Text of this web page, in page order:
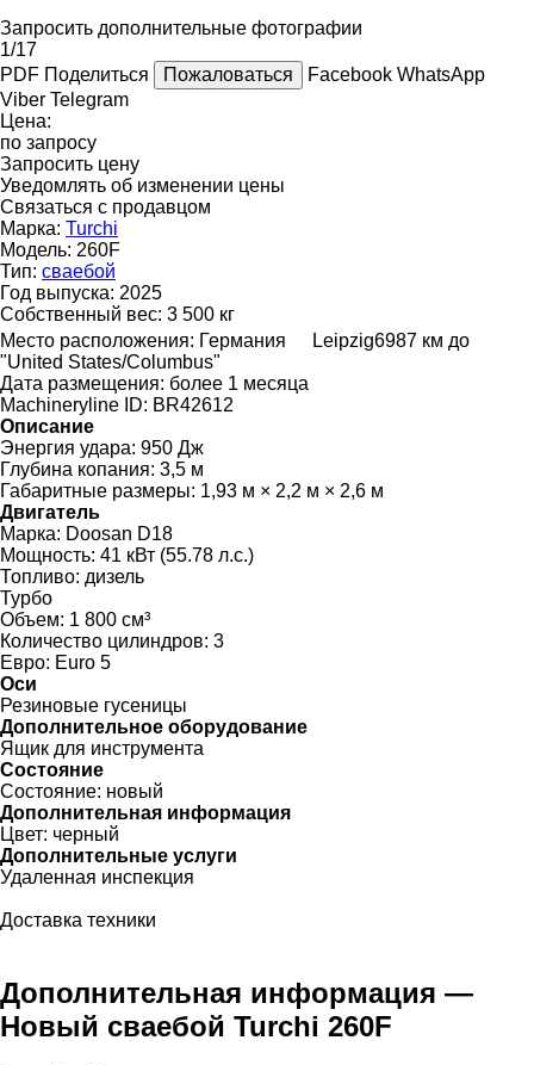
Запросить дополнительные фотографии
1/17
PDF Поделиться Пожаловаться Facebook WhatsApp
Viber Telegram
Цена:
по запросу
Запросить цену
Уведомлять об изменении цены
Связаться с продавцом
Марка: Turchi
Модель: 260F
Тип: сваебой
Год выпуска: 2025
Собственный вес: 3 500 кг
Место расположения: Германия Leipzig6987 км до
"United States/Columbus"
Дата размещения: более 1 месяца
Machineryline ID: BR42612
Описание
Энергия удара: 950 Дж
Глубина копания: 3,5 м
Габаритные размеры: 1,93 м × 2,2 м × 2,6 м
Двигатель
Марка: Doosan D18
Мощность: 41 кВт (55.78 л.с.)
Топливо: дизель
Турбо
Объем: 1 800 см³
Количество цилиндров: 3
Евро: Euro 5
Оси
Резиновые гусеницы
Дополнительное оборудование
Ящик для инструмента
Состояние
Состояние: новый
Дополнительная информация
Цвет: черный
Дополнительные услуги
Удаленная инспекция
Доставка техники
Дополнительная информация —
Новый сваебой Turchi 260F